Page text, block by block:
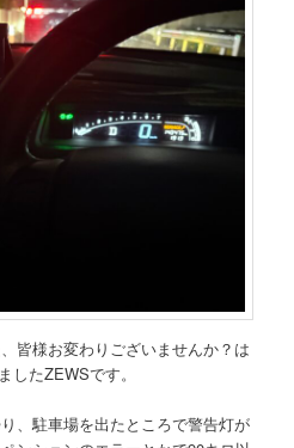
皆様お変わりございませんか？は
したZEWSです。
、駐車場を出たところで警告灯が